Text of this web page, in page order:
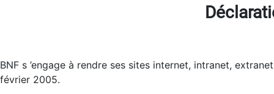
BNF s ’engage à rendre ses sites internet, intranet,
février 2005.